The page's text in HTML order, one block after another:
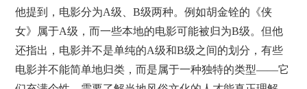
他提到，电影分为A级、B级两种。例如胡金铨的《侠
女》属于A级，而一些本地的电影可能被归为B级。但他
还指出，电影并不是单纯的A级和B级之间的划分，有些
电影并不能简单地归类，而是属于一种独特的类型——它